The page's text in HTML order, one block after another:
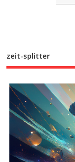
zeit-splitter